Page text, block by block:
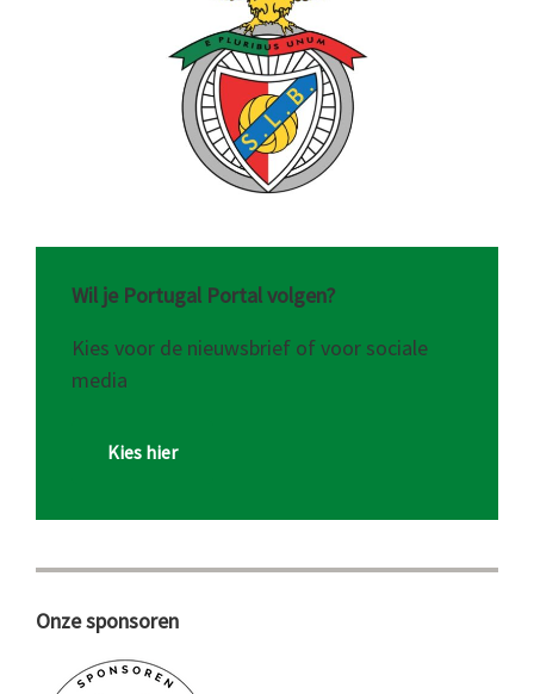
Wil je Portugal Portal volgen?
Kies voor de nieuwsbrief of voor sociale
media
Kies hier
Onze sponsoren